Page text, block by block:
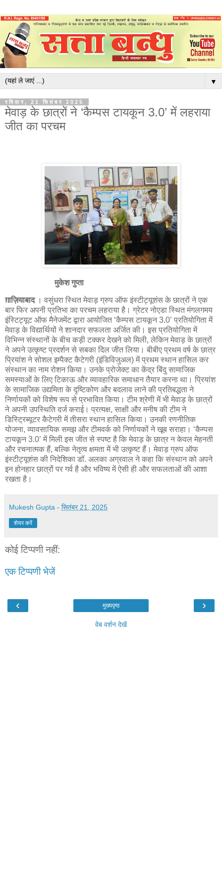
▼
रविवार, 21 सितंबर 2025
मेवाड़ के छात्रों ने ‘कैम्पस टायकून 3.0’ में लहराया
जीत का परचम
मुकेश गुप्ता
ग़ाज़ियाबाद । वसुंधरा स्थित मेवाड़ ग्रुप ऑफ इंस्टीट्यूशंस के छात्रों ने एक
बार फिर अपनी प्रतिभा का परचम लहराया है। ग्रेटर नोएडा स्थित मंगलगमय
इंस्टिट्यूट ऑफ मैनेजमेंट द्वारा आयोजित ‘कैम्पस टायकून 3.0’ प्रतियोगिता में
मेवाड़ के विद्यार्थियों ने शानदार सफलता अर्जित की। इस प्रतियोगिता में
विभिन्न संस्थानों के बीच कड़ी टक्कर देखने को मिली, लेकिन मेवाड़ के छात्रों
ने अपने उत्कृष्ट प्रदर्शन से सबका दिल जीत लिया। बीबीए प्रथम वर्ष के छात्र
प्रियांश ने सोशल इम्पैक्ट कैटेगरी (इंडिविजुअल) में प्रथम स्थान हासिल कर
संस्थान का नाम रोशन किया। उनके प्रोजेक्ट का केंद्र बिंदु सामाजिक
समस्याओं के लिए टिकाऊ और व्यावहारिक समाधान तैयार करना था। प्रियांश
के सामाजिक उद्यमिता के दृष्टिकोण और बदलाव लाने की प्रतिबद्धता ने
निर्णायकों को विशेष रूप से प्रभावित किया। टीम श्रेणी में भी मेवाड़ के छात्रों
ने अपनी उपस्थिति दर्ज कराई। प्रत्यक्ष, साक्षी और मनीष की टीम ने
डिस्ट्रिब्यूटर कैटेगरी में तीसरा स्थान हासिल किया। उनकी रणनीतिक
योजना, व्यावसायिक समझ और टीमवर्क को निर्णायकों ने खूब सराहा। ‘कैम्पस
टायकून 3.0’ में मिली इस जीत से स्पष्ट है कि मेवाड़ के छात्र न केवल मेहनती
और रचनात्मक हैं, बल्कि नेतृत्व क्षमता में भी उत्कृष्ट हैं। मेवाड़ ग्रुप ऑफ
इंस्टीट्यूशंस की निदेशिका डॉ. अलका अग्रवाल ने कहा कि संस्थान को अपने
इन होनहार छात्रों पर गर्व है और भविष्य में ऐसी ही और सफलताओं की आशा
रखता है।
Mukesh Gupta - सितंबर 21, 2025
शेयर करें
कोई टिप्पणी नहीं:
एक टिप्पणी भेजें
‹ ›
मुख्यपृष्ठ
वेब वर्शन देखें